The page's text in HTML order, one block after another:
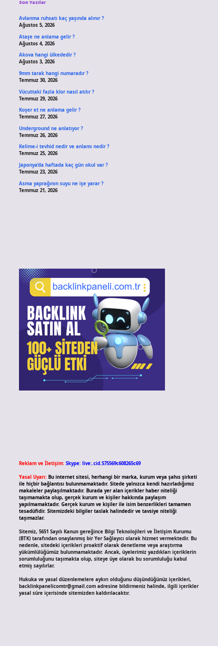
Son Yazılar
Avlanma ruhsatı kaç yaşında alınır ?
Ağustos 5, 2026
Ataşe ne anlama gelir ?
Ağustos 4, 2026
Akova hangi ülkededir ?
Ağustos 3, 2026
9mm tarak hangi numaradır ?
Temmuz 30, 2026
Vücuttaki fazla klor nasıl atılır ?
Temmuz 29, 2026
Koşer et ne anlama gelir ?
Temmuz 27, 2026
Underground ne anlatıyor ?
Temmuz 26, 2026
Kelime-i tevhid nedir ve anlamı nedir ?
Temmuz 25, 2026
Japonya’da haftada kaç gün okul var ?
Temmuz 23, 2026
Asma yaprağının suyu ne işe yarar ?
Temmuz 21, 2026
Reklam ve İletişim: Skype: live:.cid.575569c608265c69
Yasal Uyarı: Bu internet sitesi, herhangi bir marka, kurum veya şahıs şirketi
ile hiçbir bağlantısı bulunmamaktadır. Sitede yalnızca kendi hazırladığımız
makaleler paylaşılmaktadır. Burada yer alan içerikler haber niteliği
taşımamakta olup, gerçek kurum ve kişiler hakkında paylaşım
yapılmamaktadır. Gerçek kurum ve kişiler ile isim benzerlikleri tamamen
tesadüfidir. Sitemizdeki bilgiler taslak halindedir ve tavsiye niteliği
taşımazlar.
Sitemiz, 5651 Sayılı Kanun gereğince Bilgi Teknolojileri ve İletişim Kurumu
(BTK) tarafından onaylanmış bir Yer Sağlayıcı olarak hizmet vermektedir. Bu
nedenle, sitedeki içerikleri proaktif olarak denetleme veya araştırma
yükümlülüğümüz bulunmamaktadır. Ancak, üyelerimiz yazdıkları içeriklerin
sorumluluğunu taşımakta olup, siteye üye olarak bu sorumluluğu kabul
etmiş sayılırlar.
Hukuka ve yasal düzenlemelere aykırı olduğunu düşündüğünüz içerikleri,
backlinkpanelicomtr@gmail.comadresine bildirmeniz halinde, ilgili içerikler
yasal süre içerisinde sitemizden kaldırılacaktır.